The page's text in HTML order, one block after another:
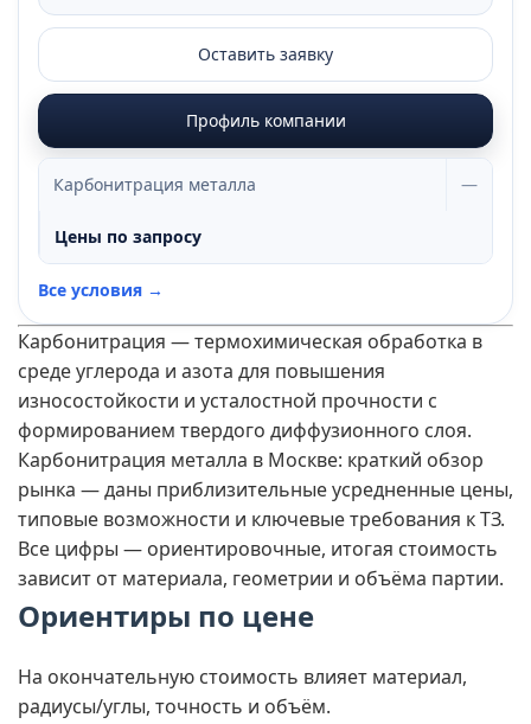
Оставить заявку
Профиль компании
Карбонитрация металла —
Цены по запросу
Все условия →
Карбонитрация — термохимическая обработка в
среде углерода и азота для повышения
износостойкости и усталостной прочности с
формированием твердого диффузионного слоя.
Карбонитрация металла в Москве: краткий обзор
рынка — даны приблизительные усредненные цены,
типовые возможности и ключевые требования к ТЗ.
Все цифры — ориентировочные, итогая стоимость
зависит от материала, геометрии и объёма партии.
Ориентиры по цене
На окончательную стоимость влияет материал,
радиусы/углы, точность и объём.